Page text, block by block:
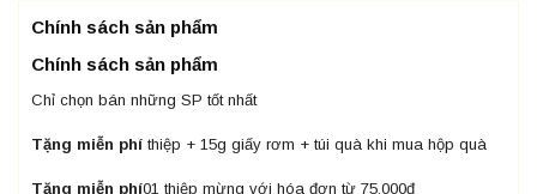
Chính sách sản phẩm
Chính sách sản phẩm
Chỉ chọn bán những SP tốt nhất
Tặng miễn phí thiệp + 15g giấy rơm + túi quà khi mua hộp quà
Tặng miễn phí01 thiệp mừng với hóa đơn từ 75.000đ